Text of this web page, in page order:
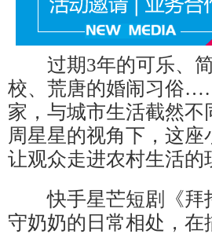
过期3年的可乐、简
校、荒唐的婚闹习俗
家，与城市生活截然
周星星的视角下，这
让观众走进农村生活的
快手星芒短剧《拜
守奶奶的日常相处，